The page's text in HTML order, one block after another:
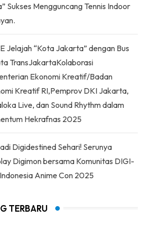
Sukses Mengguncang Tennis Indoor
Jelajah “Kota Jakarta” dengan Bus
TransJakartaKolaborasi
Ekonomi Kreatif/Badan
Kreatif RI,Pemprov DKI Jakarta,
Live, dan Sound Rhythm dalam
Hekrafnas 2025
Digidestined Sehari! Serunya
Digimon bersama Komunitas DIGI-
Anime Con 2025
TERBARU